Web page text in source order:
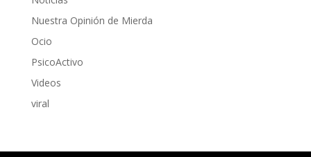
Nuestra Opinión de Mierda
Ocio
PsicoActivo
Videos
viral